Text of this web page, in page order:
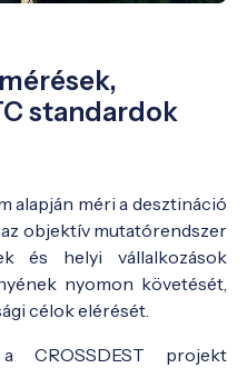
standardok
alapján méri a desztináció
objektív mutatórendszer
és helyi vállalkozások
nyomon követését,
célok elérését.
CROSSDEST projekt